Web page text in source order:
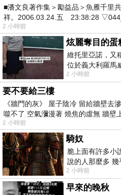
■潘文良著作集＞勵益品＞魚雁千里
祥。2006.03.24.五 23:38:28
2 小時前
炫麗奪目的蛋
維托里亞諾，又
位於義大利羅馬
用以紀念統一義
2 小時前
要不要給三樓
《牆門的灰》 屋子陰冷 留給牆壁去
噬不了 空氣瀰漫著 燒焦的虛無 牆壁
2 小時前
騎奴
脆上面有許多小
說的人那麼多
了一個問題 她說
2 小時前
早來的晚秋